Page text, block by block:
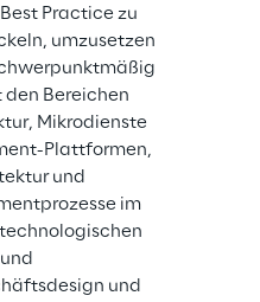
Practice zu
umzusetzen
den Bereichen
Mikrodienste
Plattformen,
und
im
und